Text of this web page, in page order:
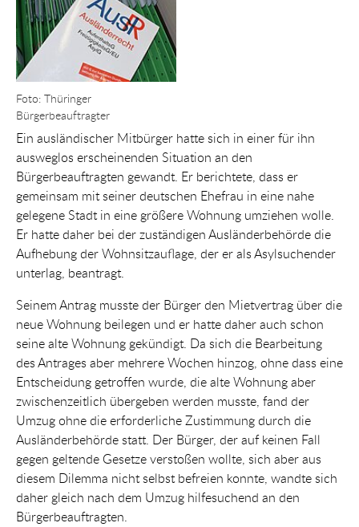
Foto: Thüringer
Bürgerbeauftragter
Ein ausländischer Mitbürger hatte sich in einer für ihn
ausweglos erscheinenden Situation an den
Bürgerbeauftragten gewandt. Er berichtete, dass er
gemeinsam mit seiner deutschen Ehefrau in eine nahe
gelegene Stadt in eine größere Wohnung umziehen wolle.
Er hatte daher bei der zuständigen Ausländerbehörde die
Aufhebung der Wohnsitzauflage, der er als Asylsuchender
unterlag, beantragt.
Seinem Antrag musste der Bürger den Mietvertrag über die
neue Wohnung beilegen und er hatte daher auch schon
seine alte Wohnung gekündigt. Da sich die Bearbeitung
des Antrages aber mehrere Wochen hinzog, ohne dass eine
Entscheidung getroffen wurde, die alte Wohnung aber
zwischenzeitlich übergeben werden musste, fand der
Umzug ohne die erforderliche Zustimmung durch die
Ausländerbehörde statt. Der Bürger, der auf keinen Fall
gegen geltende Gesetze verstoßen wollte, sich aber aus
diesem Dilemma nicht selbst befreien konnte, wandte sich
daher gleich nach dem Umzug hilfesuchend an den
Bürgerbeauftragten.